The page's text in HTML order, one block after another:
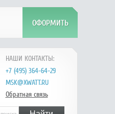
НАШИ КОНТАКТЫ:
+7 (495) 364-64-29
MSK@XWATT.RU
Обратная связь